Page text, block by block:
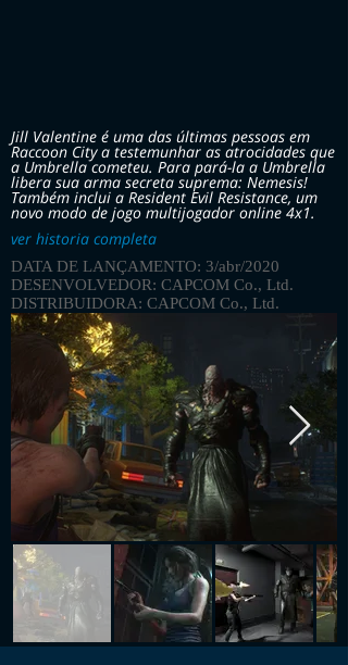
Jill Valentine é uma das últimas pessoas em
Raccoon City a testemunhar as atrocidades que
a Umbrella cometeu. Para pará-la a Umbrella
libera sua arma secreta suprema: Nemesis!
Também inclui a Resident Evil Resistance, um
novo modo de jogo multijogador online 4x1.
ver historia completa
DATA DE LANÇAMENTO: 3/abr/2020
DESENVOLVEDOR: CAPCOM Co., Ltd.
DISTRIBUIDORA: CAPCOM Co., Ltd.